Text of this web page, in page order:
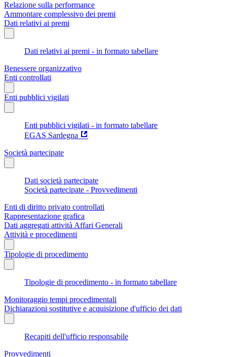
Relazione sulla performance
Ammontare complessivo dei premi
Dati relativi ai premi
Dati relativi ai premi - in formato tabellare
Benessere organizzativo
Enti controllati
Enti pubblici vigilati
Enti pubblici vigilati - in formato tabellare
EGAS Sardegna
Società partecipate
Dati società partecipate
Società partecipate - Provvedimenti
Enti di diritto privato controllati
Rappresentazione grafica
Dati aggregati attività Affari Generali
Attività e procedimenti
Tipologie di procedimento
Tipologie di procedimento - in formato tabellare
Monitoraggio tempi procedimentali
Dichiarazioni sostitutive e acquisizione d'ufficio dei dati
Recapiti dell'ufficio responsabile
Provvedimenti